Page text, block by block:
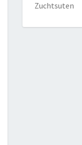
Zuchtsuten